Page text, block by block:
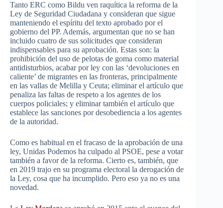
Tanto ERC como Bildu ven raquítica la reforma de la
Ley de Seguridad Ciudadana y consideran que sigue
manteniendo el espíritu del texto aprobado por el
gobierno del PP. Además, argumentan que no se han
incluido cuatro de sus solicitudes que consideran
indispensables para su aprobación. Estas son: la
prohibición del uso de pelotas de goma como material
antidisturbios, acabar por ley con las ‘devoluciones en
caliente’ de migrantes en las fronteras, principalmente
en las vallas de Melilla y Ceuta; eliminar el artículo que
penaliza las faltas de respeto a los agentes de los
cuerpos policiales; y eliminar también el artículo que
establece las sanciones por desobediencia a los agentes
de la autoridad.
Como es habitual en el fracaso de la aprobación de una
ley, Unidas Podemos ha culpado al PSOE, pese a votar
también a favor de la reforma. Cierto es, también, que
en 2019 trajo en su programa electoral la derogación de
la Ley, cosa que ha incumplido. Pero eso ya no es una
novedad.